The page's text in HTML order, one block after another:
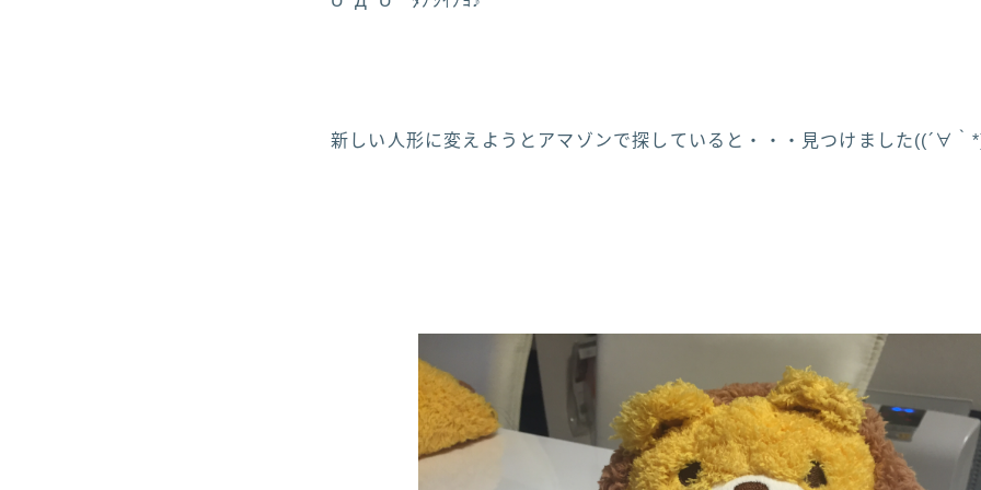
新しい人形に変えようとアマゾンで探していると・・・見つけました((´∀｀